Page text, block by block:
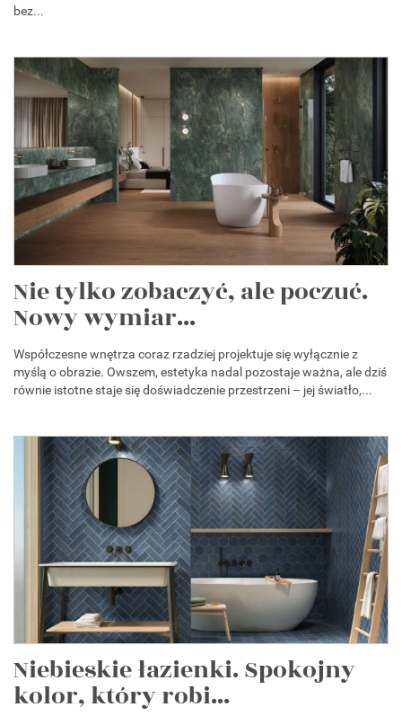
bez...
Nie tylko zobaczyć, ale poczuć.
Nowy wymiar...
Współczesne wnętrza coraz rzadziej projektuje się wyłącznie z
myślą o obrazie. Owszem, estetyka nadal pozostaje ważna, ale dziś
równie istotne staje się doświadczenie przestrzeni – jej światło,...
Niebieskie łazienki. Spokojny
kolor, który robi...